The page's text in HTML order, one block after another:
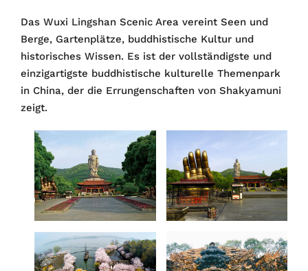
Das Wuxi Lingshan Scenic Area vereint Seen und
Berge, Gartenplätze, buddhistische Kultur und
historisches Wissen. Es ist der vollständigste und
einzigartigste buddhistische kulturelle Themenpark
in China, der die Errungenschaften von Shakyamuni
zeigt.